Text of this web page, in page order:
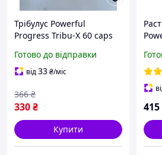
Трібулус Powerful
Progress Tribu-X 60 caps
Готово до відправки
від33₴/міс
330₴
366 ₴
Купити
415